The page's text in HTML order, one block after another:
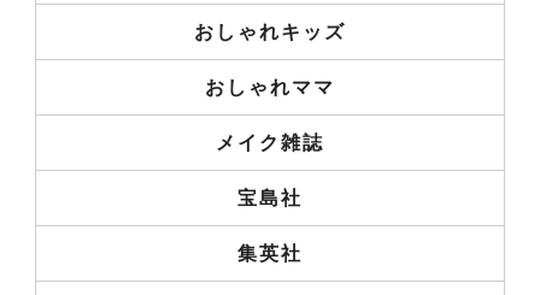
おしゃれキッズ
おしゃれママ
メイク雑誌
宝島社
集英社